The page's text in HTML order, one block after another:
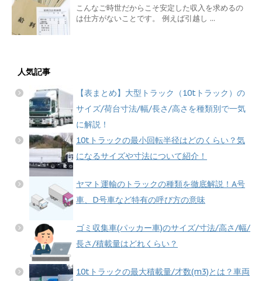
こんなご時世だからこそ安定した収入を求めるの
は仕方がないことです。 例えば引越し ...
人気記事
【表まとめ】大型トラック（10tトラック）の
サイズ/荷台寸法/幅/長さ/高さを種類別で一気
に解説！
10tトラックの最小回転半径はどのくらい？気
になるサイズや寸法について紹介！
ヤマト運輸のトラックの種類を徹底解説！A号
車、D号車など特有の呼び方の意味
ゴミ収集車(パッカー車)のサイズ/寸法/高さ/幅/
長さ/積載量はどれくらい？
10tトラックの最大積載量/才数(m3)とは？車両